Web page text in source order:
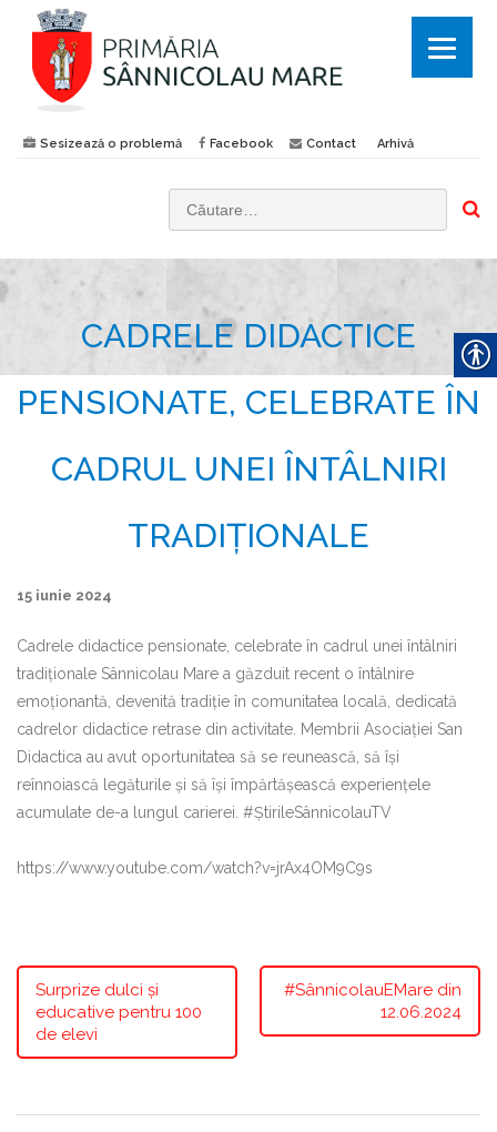
Sesizează o problemă Facebook Contact Arhivă
u
p
CADRELE DIDACTICE
PENSIONATE, CELEBRATE ÎN
CADRUL UNEI ÎNTÂLNIRI
TRADIȚIONALE
15 iunie 2024
Cadrele didactice pensionate, celebrate în cadrul unei întâlniri
tradiționale Sânnicolau Mare a găzduit recent o întâlnire
emoționantă, devenită tradiție în comunitatea locală, dedicată
cadrelor didactice retrase din activitate. Membrii Asociației San
Didactica au avut oportunitatea să se reunească, să își
reînnoiască legăturile și să își împărtășească experiențele
acumulate de-a lungul carierei. #ȘtirileSânnicolauTV
https://www.youtube.com/watch?v=jrAx4OM9C9s
Surprize dulci și
educative pentru 100
de elevi
#SânnicolauEMare din
12.06.2024